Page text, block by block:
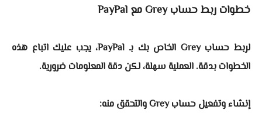
خطوات ربط حساب Grey مع PayPal
لربط حساب Grey الخاص بك بـ PayPal، يجب عليك اتباع هذه
الخطوات بدقة. العملية سهلة، لكن دقة المعلومات ضرورية.
إنشاء وتفعيل حساب Grey والتحقق منه: